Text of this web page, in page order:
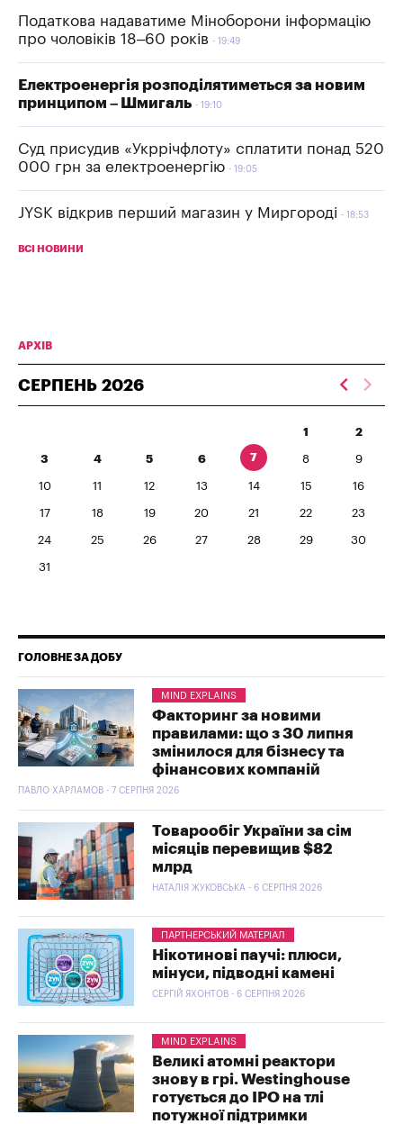
Податкова надаватиме Міноборони інформацію
про чоловіків 18–60 років
19:49
Електроенергія розподілятиметься за новим
принципом – Шмигаль
19:10
Суд присудив «Укррічфлоту» сплатити понад 520
000 грн за електроенергію
19:05
JYSK відкрив перший магазин у Миргороді 18:53
ВСІ НОВИНИ
АРХІВ
СЕРПЕНЬ 2026
1 2
3 4 5 6 7 8 9
10 11 12 13 14 15 16
17 18 19 20 21 22 23
24 25 26 27 28 29 30
31
ГОЛОВНЕ ЗА ДОБУ
MIND EXPLAINS
Факторинг за новими
правилами: що з 30 липня
змінилося для бізнесу та
фінансових компаній
ПАВЛО ХАРЛАМОВ - 7 СЕРПНЯ 2026
Товарообіг України за сім
місяців перевищив $82
млрд
НАТАЛІЯ ЖУКОВСЬКА - 6 СЕРПНЯ 2026
ПАРТНЕРСЬКИЙ МАТЕРІАЛ
Нікотинові паучі: плюси,
мінуси, підводні камені
СЕРГІЙ ЯХОНТОВ - 6 СЕРПНЯ 2026
MIND EXPLAINS
Великі атомні реактори
знову в грі. Westinghouse
готується до IPO на тлі
потужної підтримки